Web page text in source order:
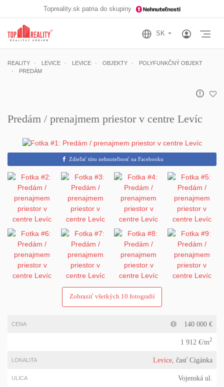
Topreality.sk patria do skupiny
REALITY LEVICE LEVICE OBJEKTY
POLYFUNKČNÝ OBJEKT
PREDÁM
Predám / prenajmem priestor v centre Levíc
Zdieľať túto nehnuteľnosť na Facebooku
Zobraziť všetkých 10 fotografií
CENA 140 000 €
1 912 €/m2
LOKALITA Levice , časť Cigánka
ULICA Vojenská ul.